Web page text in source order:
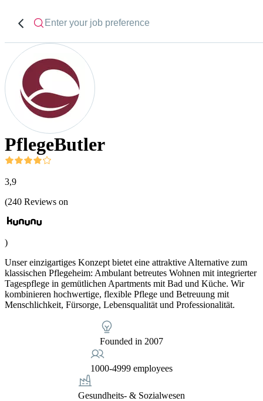
PflegeButler
3,9
(240 Reviews on
)
Unser einzigartiges Konzept bietet eine attraktive Alternative zum
klassischen Pflegeheim: Ambulant betreutes Wohnen mit integrierter
Tagespflege in gemütlichen Apartments mit Bad und Küche. Wir
kombinieren hochwertige, flexible Pflege und Betreuung mit
Menschlichkeit, Fürsorge, Lebensqualität und Professionalität.
Founded in 2007
1000-4999 employees
Gesundheits- & Sozialwesen